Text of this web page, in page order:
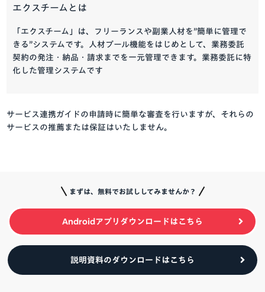
エクスチームとは
「エクスチーム」は、フリーランスや副業人材を”簡単に管理で
きる”システムです。人材プール機能をはじめとして、業務委託
契約の発注・納品・請求までを一元管理できます。業務委託に特
化した管理システムです
サービス連携ガイドの申請時に簡単な審査を行いますが、それらの
サービスの推薦または保証はいたしません。
まずは、無料でお試ししてみませんか？
Androidアプリダウンロードはこちら
説明資料のダウンロードはこちら